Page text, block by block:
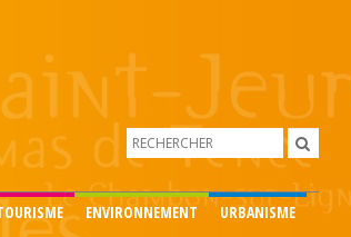
ENVIRONNEMENT URBANISME